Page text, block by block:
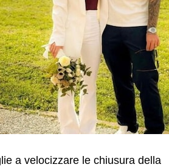
a velocizzare le chiusura della